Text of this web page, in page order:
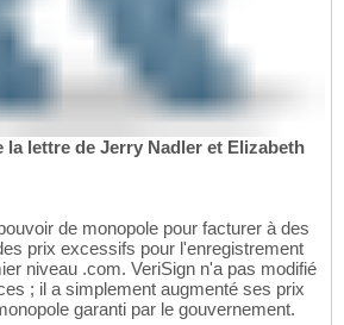
la lettre de Jerry Nadler et Elizabeth
de monopole pour facturer à des
prix excessifs pour l'enregistrement
niveau .com. VeriSign n'a pas modifié
; il a simplement augmenté ses prix
garanti par le gouvernement.